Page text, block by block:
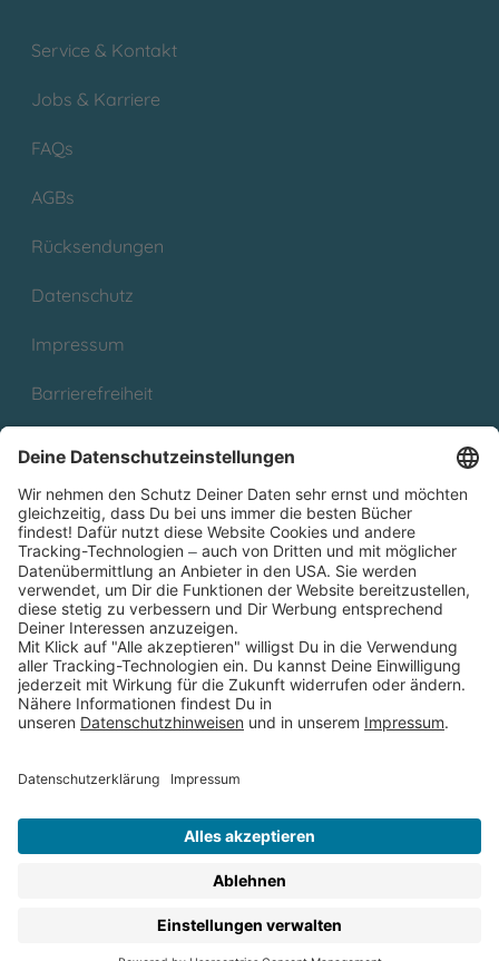
Service & Kontakt
Jobs & Karriere
FAQs
AGBs
Rücksendungen
Datenschutz
Impressum
Barrierefreiheit
Partnerprogramm (Affiliate)
Folge uns auf
* Versandkostenfrei ab 9,00 € Bestellwert innerhalb
Deutschlands
** Lieferzeit 1-3 Werktage innerhalb Deutschlands
Thienemann-Esslinger Verlag GmbH, Blumenstraße 36, D-70182